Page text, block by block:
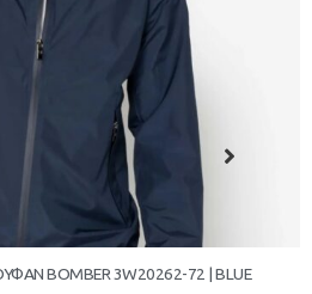
BOMBER 3W20262-72 | BLUE